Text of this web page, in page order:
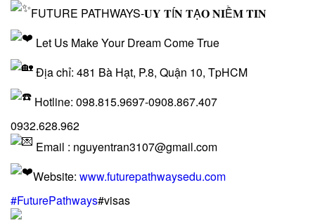
FUTURE PATHWAYS-𝐔𝐘 𝐓Í𝐍 𝐓Ạ𝐎 𝐍𝐈Ề𝐌 𝐓𝐈𝐍
Let Us Make Your Dream Come True
Địa chỉ: 481 Bà Hạt, P.8, Quận 10, TpHCM
Hotline: 098.815.9697-0908.867.407
0932.628.962
Email : nguyentran3107@gmail.com
Website: www.futurepathwaysedu.com
#FuturePathways#visas